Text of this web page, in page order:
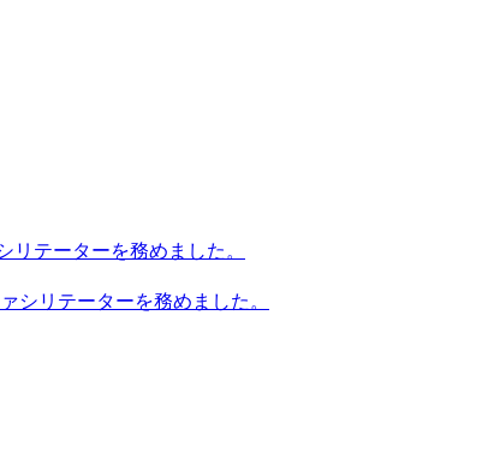
テーターを務めました。
シリテーターを務めました。